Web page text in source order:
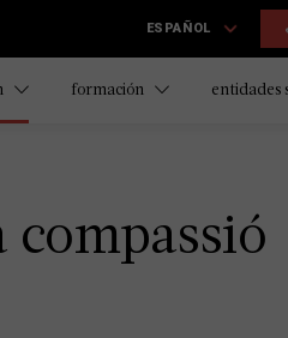
ESPAÑOL
formación entidades
compassió